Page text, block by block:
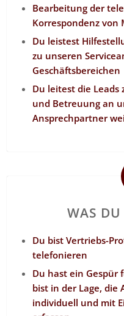
Bearbeitung der
Korrespondenz von
Du leistest
zu unseren
Geschäftsbereichen
Du leitest die
und Betreuung an
Ansprechpartner
WAS
Du bist Vertriebs-
telefonieren
Du hast ein Gespür
bist in der Lage, die
individuell und mit